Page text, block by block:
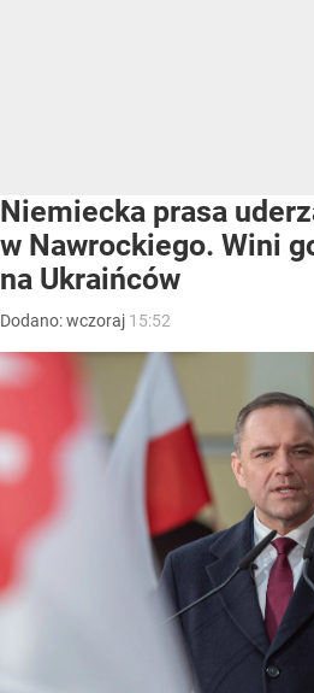
Niemiecka prasa
w Nawrockiego. Wini
na Ukraińców
Dodano:wczoraj 15:52